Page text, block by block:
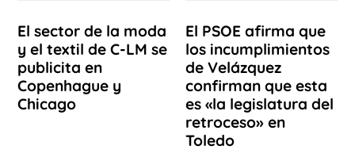
El sector de la moda
y el textil de C-LM se
publicita en
Copenhague y
Chicago
El PSOE afirma que
los incumplimientos
de Velázquez
confirman que esta
es «la legislatura del
retroceso» en
Toledo